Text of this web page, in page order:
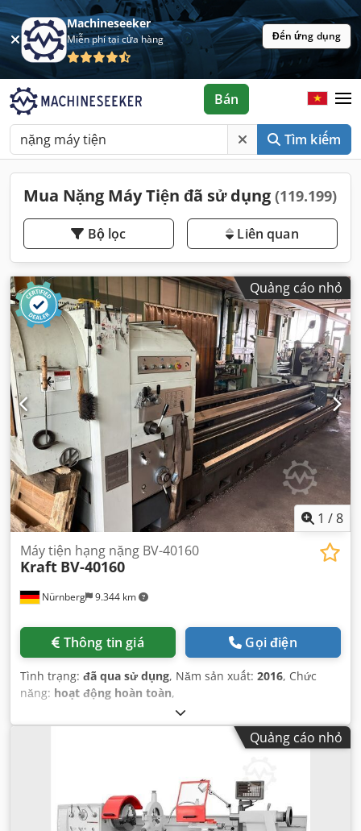
Machineseeker
Miễn phí tại cửa hàng Đến ứng dụng
Tìm kiếm
Bán
Mua Nặng Máy Tiện đã sử dụng (119.199)
Bộ lọc Liên quan
Quảng cáo nhỏ
1 /8
Nürnberg 9.344 km
Máy tiện hạng nặng BV-40160
Kraft BV-40160
Thông tin giá Gọi điện
Tình trạng: đã qua sử dụng, Năm sản xuất: 2016, Chức
năng: hoạt động hoàn toàn,
Quảng cáo nhỏ